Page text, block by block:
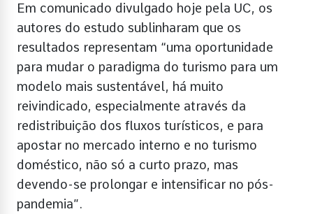
Em comunicado divulgado hoje pela UC, os
autores do estudo sublinharam que os
resultados representam “uma oportunidade
para mudar o paradigma do turismo para um
modelo mais sustentável, há muito
reivindicado, especialmente através da
redistribuição dos fluxos turísticos, e para
apostar no mercado interno e no turismo
doméstico, não só a curto prazo, mas
devendo-se prolongar e intensificar no pós-
pandemia”.